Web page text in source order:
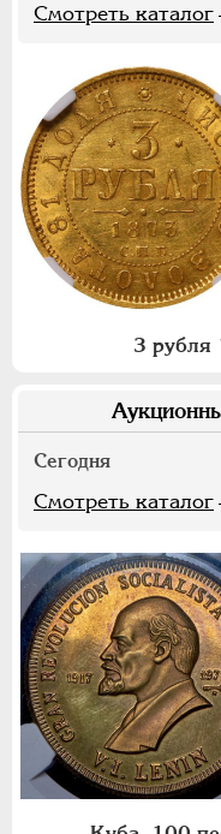
Смотреть каталог
3
Сегодня
Смотреть каталог